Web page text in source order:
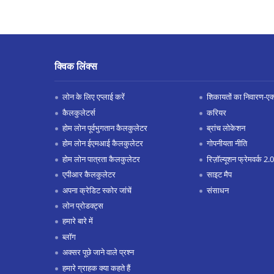
क्विक लिंक्स
लोन के लिए एप्लाई करें
कैलकुलेटर्स
होम लोन पूर्वभुगतान कैलकुलेटर
होम लोन ईएमआई कैलकुलेटर
होम लोन पात्रता कैलकुलेटर
एपीआर कैलकुलेटर
अपना क्रेडिट स्कोर जांचें
लोन प्रोडक्ट्स
हमारे बारे में
ब्लॉग
अक्सर पूछे जाने वाले प्रश्न
हमारे ग्राहक क्या कहते हैं
शिकायतों का निवारण-
करियर
ब्रांच लोकेशन
गोपनीयता नीति
रिज़ॉल्यूशन फ्रेमवर्क
साइट मैप
संसाधन